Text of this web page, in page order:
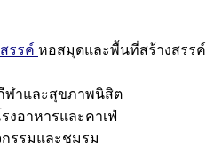
รรค์ หอสมุดและพื้นที่สร้างสรรค์
ฬาและสุขภาพนิสิต
งอาหารและคาเฟ่
กรรมและชมรม